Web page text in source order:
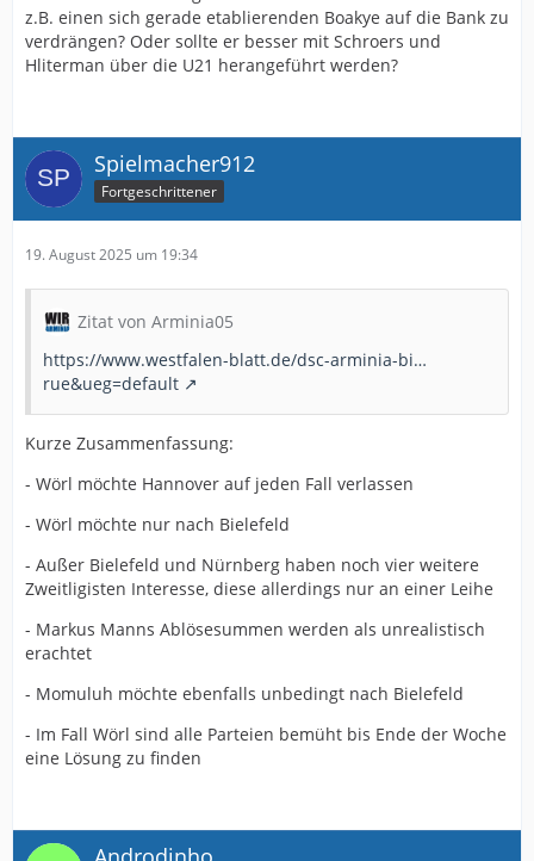
z.B. einen sich gerade etablierenden Boakye auf die Bank zu
verdrängen? Oder sollte er besser mit Schroers und
Hliterman über die U21 herangeführt werden?
Spielmacher912
Fortgeschrittener
19. August 2025 um 19:34
Zitat von Arminia05
https://www.westfalen-blatt.de/dsc-arminia-bi…
rue&ueg=default
Kurze Zusammenfassung:
- Wörl möchte Hannover auf jeden Fall verlassen
- Wörl möchte nur nach Bielefeld
- Außer Bielefeld und Nürnberg haben noch vier weitere
Zweitligisten Interesse, diese allerdings nur an einer Leihe
- Markus Manns Ablösesummen werden als unrealistisch
erachtet
- Momuluh möchte ebenfalls unbedingt nach Bielefeld
- Im Fall Wörl sind alle Parteien bemüht bis Ende der Woche
eine Lösung zu finden